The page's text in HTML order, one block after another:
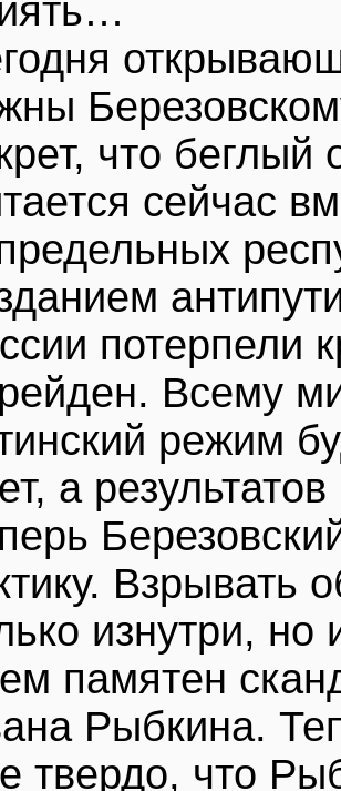
что беглый
сейчас
потерпели
Всему
режим
а результатов
Взрывать
изнутри, но
памятен
Рыбкина.
твердо, что